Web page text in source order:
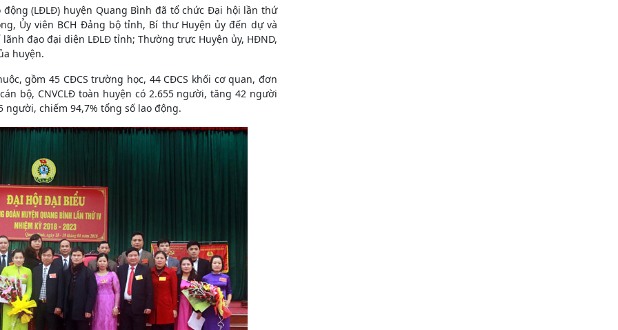
động (LĐLĐ) huyện Quang Bình đã tổ chức Đại hội lần thứ
Ủy viên BCH Đảng bộ tỉnh, Bí thư Huyện ủy đến dự và
đạo đại diện LĐLĐ tỉnh; Thường trực Huyện ủy, HĐND,
huyện.
gồm 45 CĐCS trường học, 44 CĐCS khối cơ quan, đơn
bộ, CNVCLĐ toàn huyện có 2.655 người, tăng 42 người
người, chiếm 94,7% tổng số lao động.